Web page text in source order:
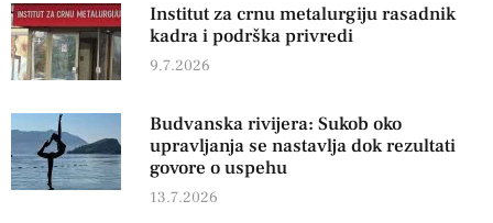
Institut za crnu metalurgiju rasadnik
kadra i podrška privredi
9.7.2026
Budvanska rivijera: Sukob oko
upravljanja se nastavlja dok rezultati
govore o uspehu
13.7.2026